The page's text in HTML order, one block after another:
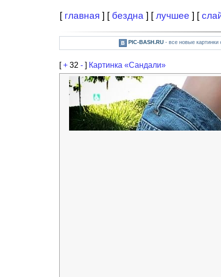
[ главная ] [ бездна ] [лучшее ] [
PIC-BASH.RU- все новые картинки
[+ 32 - ] Картинка «Сандали»